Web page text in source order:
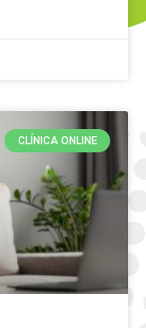
CLÍNICA ONLINE